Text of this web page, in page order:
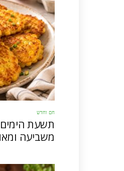
חם וחדש
תשעת
משביעה